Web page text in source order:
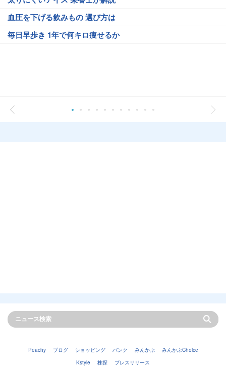
血圧を下げる飲みもの 選び方は
毎日早歩き 1年で何キロ痩せるか
Peachy ブログ ショッピング バンク みんかぶ
みんかぶChoice
Kstyle
株探 プレスリリース